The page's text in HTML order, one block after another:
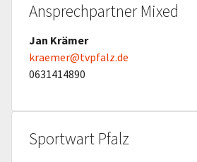
Ansprechpartner Mixed
Jan Krämer
kraemer@tvpfalz.de
0631414890
Sportwart Pfalz